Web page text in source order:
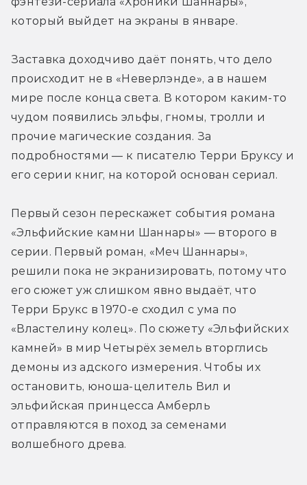
который выйдет на экраны в январе.
Заставка доходчиво даёт понять, что дело
происходит не в «Неверлэнде», а в нашем
мире после конца света. В котором каким-то
чудом появились эльфы, гномы, тролли и
прочие магические создания. За
подробностями — к писателю Терри Бруксу и
его серии книг, на которой основан сериал.
Первый сезон перескажет события романа
«Эльфийские камни Шаннары» — второго в
серии. Первый роман, «Меч Шаннары»,
решили пока не экранизировать, потому что
его сюжет уж слишком явно выдаёт, что
Терри Брукс в 1970-е сходил с ума по
«Властелину колец». По сюжету «Эльфийских
камней» в мир Четырёх земель вторглись
демоны из адского измерения. Чтобы их
остановить, юноша-целитель Вил и
эльфийская принцесса Амберль
отправляются в поход за семенами
волшебного древа.